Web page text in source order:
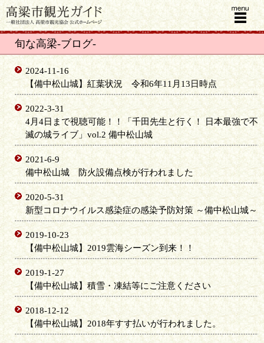
menu
旬な高梁-ブログ-
2024-11-16
【備中松山城】紅葉状況 令和6年11月13日時点
2022-3-31
4月4日まで視聴可能！！「千田先生と行く！ 日本最強で不
滅の城ライブ」vol.2 備中松山城
2021-6-9
備中松山城 防火設備点検が行われました
2020-5-31
新型コロナウイルス感染症の感染予防対策 ～備中松山城～
2019-10-23
【備中松山城】2019雲海シーズン到来！！
2019-1-27
【備中松山城】積雪・凍結等にご注意ください
2018-12-12
【備中松山城】2018年すす払いが行われました。